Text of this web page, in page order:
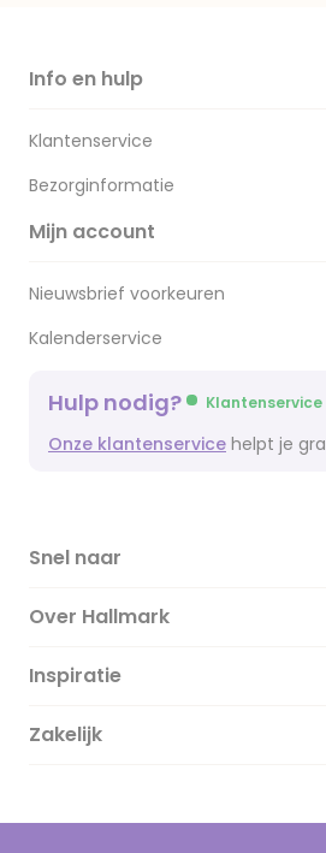
Info en hulp
Klantenservice
Bezorginformatie
Mijn account
Nieuwsbrief voorkeuren
Kalenderservice
Hulp nodig? Klantenservice
Onze klantenservice helpt je
Snel naar
Over Hallmark
Over ons
Duurzaamheid
Inspiratie
Magazine
Cadeau inspiratie
Zakelijk